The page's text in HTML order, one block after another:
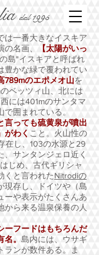
dal 1995
一番大きなイスキア
名画、
【太陽がいっ
島"イスキアと呼ばれ
豊かな緑で覆われてい
789mのエポメオ山を
ベッツィ山、北には
には401mのサンタマ
で囲まれている。
言っても硫黄泉が噴出
がわく こと。火山性の
在し、103の水源と29
サンタンジェロ近く
じめ、古代ギリシャ
くと言われたNitrodiの
現存し、ドイツや（島
ーや表示がたくさんあ
から来る温泉保養の人
ーフードはもちろんだ
。 島内には、ウサギ
ランが数件ある。ま